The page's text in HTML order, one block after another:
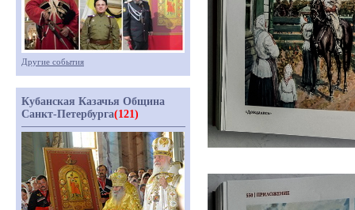
Другие события
Кубанская Казачья Община
Санкт-Петербурга(121)